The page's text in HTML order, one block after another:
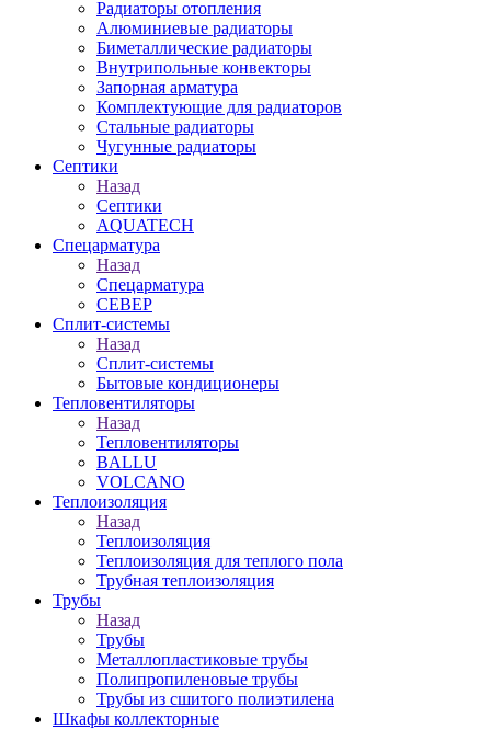
Радиаторы отопления
Алюминиевые радиаторы
Биметаллические радиаторы
Внутрипольные конвекторы
Запорная арматура
Комплектующие для радиаторов
Стальные радиаторы
Чугунные радиаторы
Септики
Назад
Септики
AQUATECH
Спецарматура
Назад
Спецарматура
СЕВЕР
Сплит-системы
Назад
Сплит-системы
Бытовые кондиционеры
Тепловентиляторы
Назад
Тепловентиляторы
BALLU
VOLCANO
Теплоизоляция
Назад
Теплоизоляция
Теплоизоляция для теплого пола
Трубная теплоизоляция
Трубы
Назад
Трубы
Металлопластиковые трубы
Полипропиленовые трубы
Трубы из сшитого полиэтилена
Шкафы коллекторные